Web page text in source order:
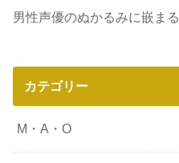
男性声優のぬかるみに嵌まる
カテゴリー
M・A・O